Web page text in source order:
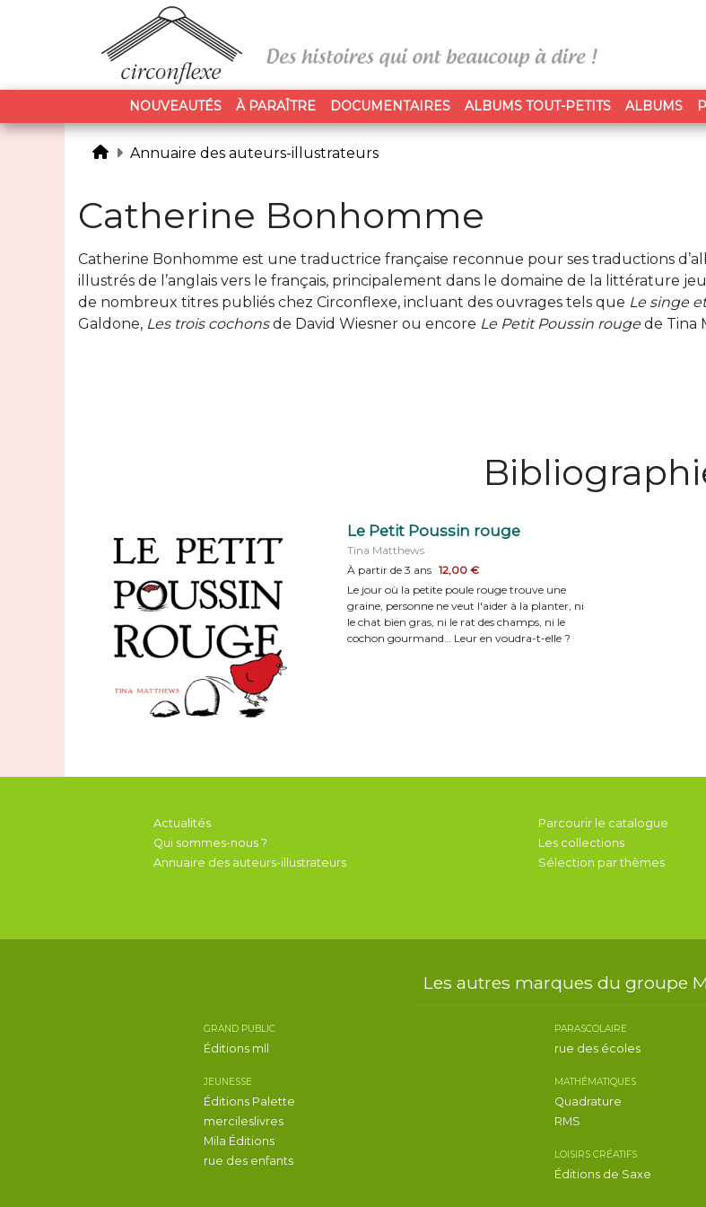
NOUVEAUTÉS À PARAÎTRE DOCUMENTAIRES ALBUMS TOUT-PETITS ALBUMS
Annuaire des auteurs-illustrateurs
Catherine Bonhomme
Catherine Bonhomme est une traductrice française reconnue pour ses traductions
illustrés de l’anglais vers le français, principalement dans le domaine de la littérature
de nombreux titres publiés chez Circonflexe, incluant des ouvrages tels que Le singe
Galdone, Les trois cochonsde David Wiesner ou encore Le Petit Poussin rougede Tina
Le Petit Poussin rouge
Tina Matthews
À partir de 3 ans 12,00 €
Le jour où la petite poule rouge trouve une
graine, personne ne veut l'aider à la planter, ni
le chat bien gras, ni le rat des champs, ni le
cochon gourmand… Leur en voudra-t-elle ?
Actualités
Qui sommes-nous ?
Annuaire des auteurs-illustrateurs
Parcourir le catalogue
Les collections
Sélection par thèmes
Les autres marques du groupe
GRAND PUBLIC
Éditions mll
JEUNESSE
Éditions Palette
mercileslivres
Mila Éditions
rue des enfants
PARASCOLAIRE
rue des écoles
MATHÉMATIQUES
Quadrature
RMS
LOISIRS CRÉATIFS
Éditions de Saxe